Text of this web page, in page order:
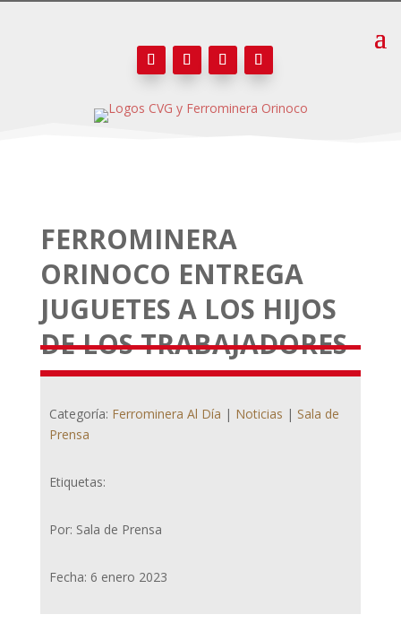
FERROMINERA
ORINOCO ENTREGA
JUGUETES A LOS HIJOS
DE LOS TRABAJADORES
Categoría: Ferrominera Al Día | Noticias | Sala de
Prensa
Etiquetas:
Por: Sala de Prensa
Fecha: 6 enero 2023